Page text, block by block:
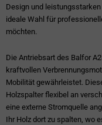
Design und
ideale Wahl für
möchten.
Die Antriebsart des Balfor
kraftvollen
Mobilität gewährleistet.
Holzspalter flexibel an
eine externe Stromquelle
Ihr Holz dort zu spalten, wo